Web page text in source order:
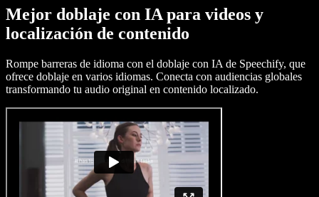
Mejor doblaje con IA para videos y
localización de contenido
Rompe barreras de idioma con el doblaje con IA de Speechify, que
ofrece doblaje en varios idiomas. Conecta con audiencias globales
transformando tu audio original en contenido localizado.